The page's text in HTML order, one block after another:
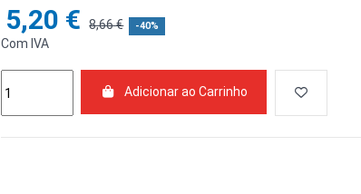
5,20 € 8,66 € -40%
Com IVA
Adicionar ao Carrinho